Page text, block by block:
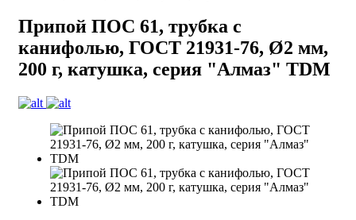
Припой ПОС 61, трубка с
канифолью, ГОСТ 21931-76, Ø2 мм,
200 г, катушка, серия "Алмаз" TDM